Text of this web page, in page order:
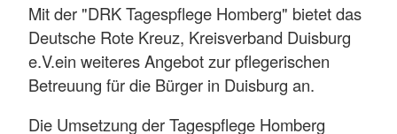
Mit der "DRK Tagespflege Homberg" bietet das
Deutsche Rote Kreuz, Kreisverband Duisburg
e.V.ein weiteres Angebot zur pflegerischen
Betreuung für die Bürger in Duisburg an.
Die Umsetzung der Tagespflege Homberg